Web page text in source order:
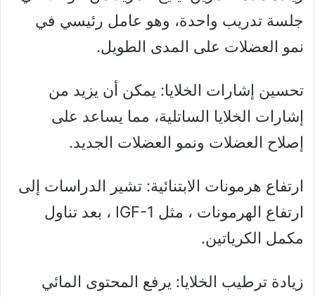
جلسة تدريب واحدة، وهو عامل رئيسي في
نمو العضلات على المدى الطويل.
تحسين إشارات الخلايا: يمكن أن يزيد من
إشارات الخلايا الساتلية، مما يساعد على
إصلاح العضلات ونمو العضلات الجديد.
ارتفاع هرمونات الابتنائية: تشير الدراسات إلى
ارتفاع الهرمونات ، مثل IGF-1 ، بعد تناول
مكمل الكرياتين.
زيادة ترطيب الخلايا: يرفع المحتوى المائي